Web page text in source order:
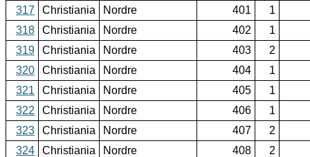
317 Christiania Nordre 401
1
318
Christiania Nordre 402
1
319
Christiania Nordre 403
2
320
Christiania Nordre 404
1
321
Christiania Nordre 405
1
322
Christiania Nordre 406
1
323
Christiania Nordre 407
2
324
Christiania Nordre 408
2